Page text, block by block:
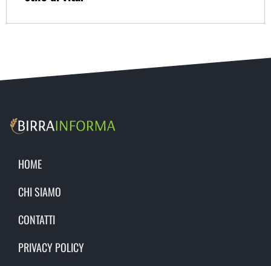
HOME
CHI SIAMO
CONTATTI
PRIVACY POLICY